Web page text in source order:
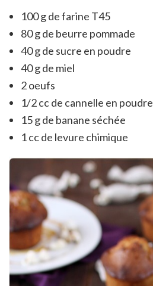
100 g de farine T45
80 g de beurre pommade
40 g de sucre en poudre
40 g de miel
2 oeufs
1/2 cc de cannelle en poudre
15 g de banane séchée
1 cc de levure chimique